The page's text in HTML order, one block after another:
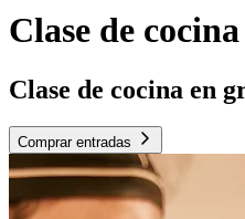
Clase de
Clase de cocina en
Comprar entradas